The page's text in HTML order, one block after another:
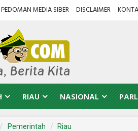
PEDOMAN MEDIA SIBER DISCLAIMER
RIAU NASIONAL
Pemerintah Riau